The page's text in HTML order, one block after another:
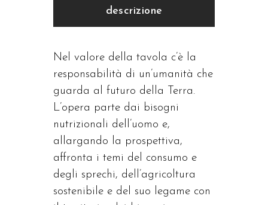
descrizione
Nel valore della tavola c’è la
responsabilità di un’umanità che
guarda al futuro della Terra.
L’opera parte dai bisogni
nutrizionali dell’uomo e,
allargando la prospettiva,
affronta i temi del consumo e
degli sprechi, dell’agricoltura
sostenibile e del suo legame con